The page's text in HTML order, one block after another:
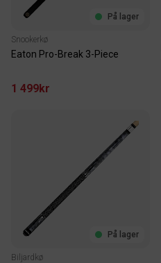
På lager
Snookerkø
Eaton Pro-Break 3-Piece
1 499kr
På lager
Biljardkø